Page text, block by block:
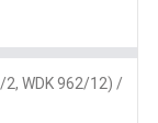
WDK 962/12) /